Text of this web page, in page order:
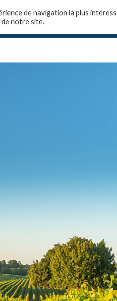
nous ?
de navigation la plus
notre site.